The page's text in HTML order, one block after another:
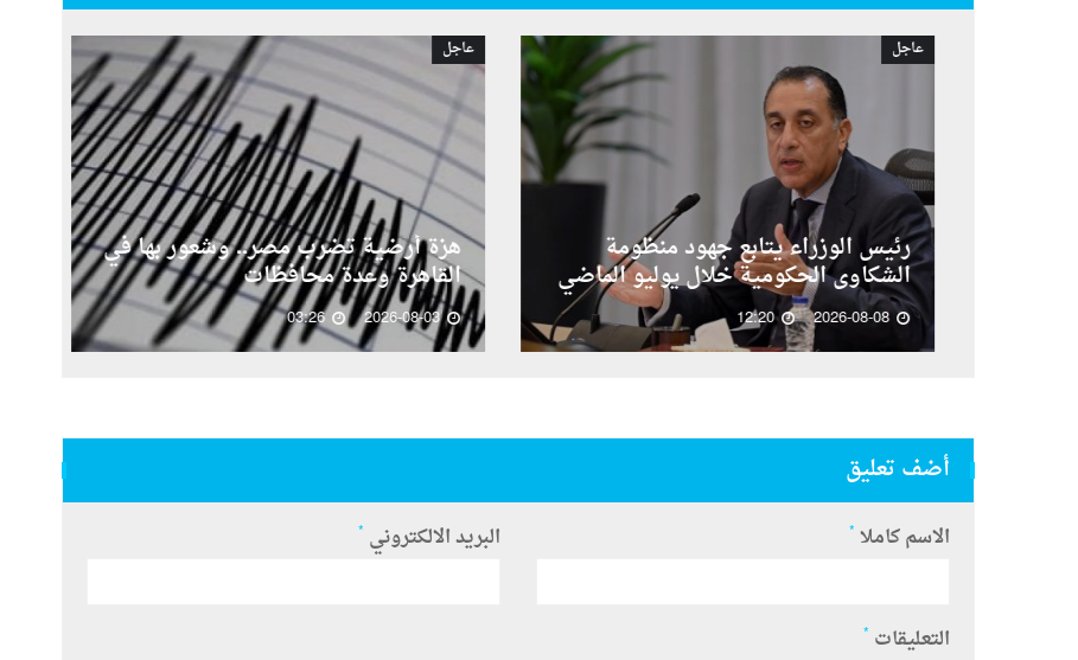
عاجل
رئيس الوزراء يتابع جهود منظومة
الشكاوى الحكومية خلال يوليو الماضي
2026-08-08
12:20
عاجل
هزة أرضية تضرب مصر.. وشعور بها في
القاهرة وعدة محافظات
2026-08-03
03:26
أضف تعليق
الاسم كاملا * البريد الالكتروني *
التعليقات *